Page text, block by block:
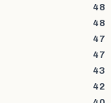
48
48
47
47
43
42